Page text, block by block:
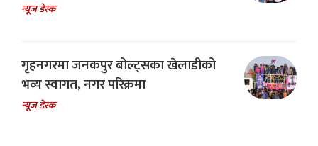
न्यूज डेस्क
गृहनगरमा जनकपुर बोल्ट्सका खेलाडीको
भव्य स्वागत, नगर परिक्रमा
न्यूज डेस्क